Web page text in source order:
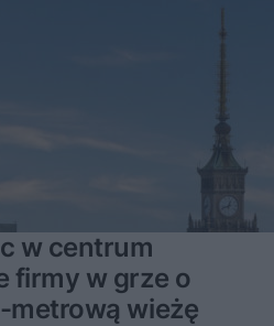
w centrum
firmy w grze o
metrową wieżę